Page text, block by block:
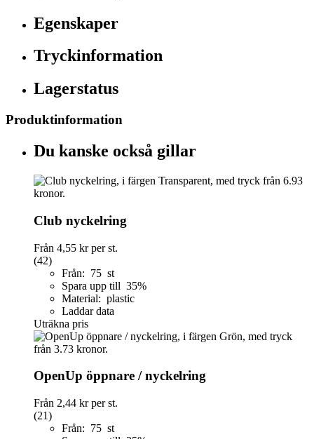
Egenskaper
Tryckinformation
Lagerstatus
Produktinformation
Du kanske också gillar
Club nyckelring
Från 4,55 krper st.
(42)
Från: 75 st
Spara upp till 35%
Material: plastic
Laddar data
Uträkna pris
OpenUp öppnare / nyckelring
Från 2,44 krper st.
(21)
Från: 75 st